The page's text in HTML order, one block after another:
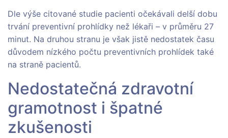
Dle výše citované studie pacienti očekávali delší dobu
trvání preventivní prohlídky než lékaři – v průměru 27
minut. Na druhou stranu je však jistě nedostatek času
důvodem nízkého počtu preventivních prohlídek také
na straně pacientů.
Nedostatečná zdravotní
gramotnost i špatné
zkušenosti